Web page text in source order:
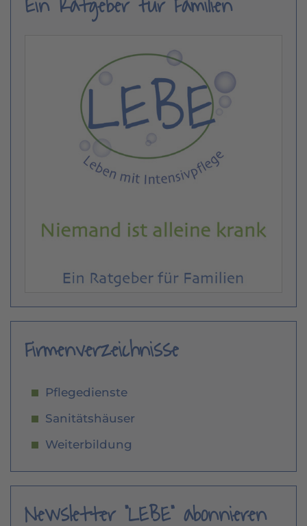
Firmenverzeichnisse
Pflegedienste
Sanitätshäuser
Weiterbildung
Newsletter "LEBE" abonnieren